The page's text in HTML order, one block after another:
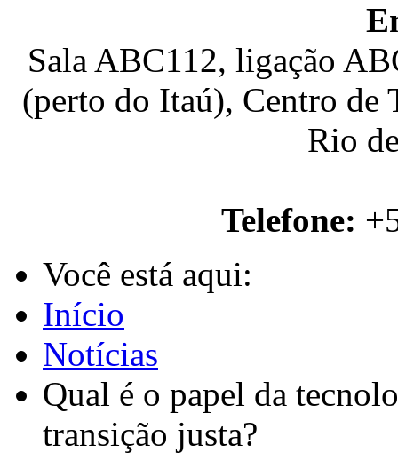
Sala ABC112, ligação
(perto do Itaú), Centro de
Rio
Telefone:
Você está aqui:
Início
Notícias
Qual é o papel da
transição justa?